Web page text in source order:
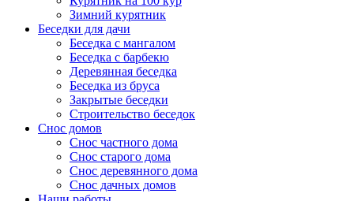
Зимний курятник
Беседки для дачи
Беседка с мангалом
Беседка с барбекю
Деревянная беседка
Беседка из бруса
Закрытые беседки
Строительство беседок
Снос домов
Снос частного дома
Снос старого дома
Снос деревянного дома
Снос дачных домов